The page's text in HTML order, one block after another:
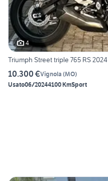
4
Triumph Street triple 765 RS 2024
10.300 €Vignola (MO)
Usato06/20244100 KmSport